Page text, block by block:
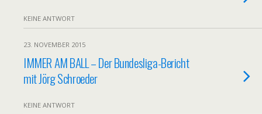
KEINE ANTWORT
23. NOVEMBER 2015
IMMER AM BALL – Der Bundesliga-Bericht
mit Jörg Schroeder
KEINE ANTWORT